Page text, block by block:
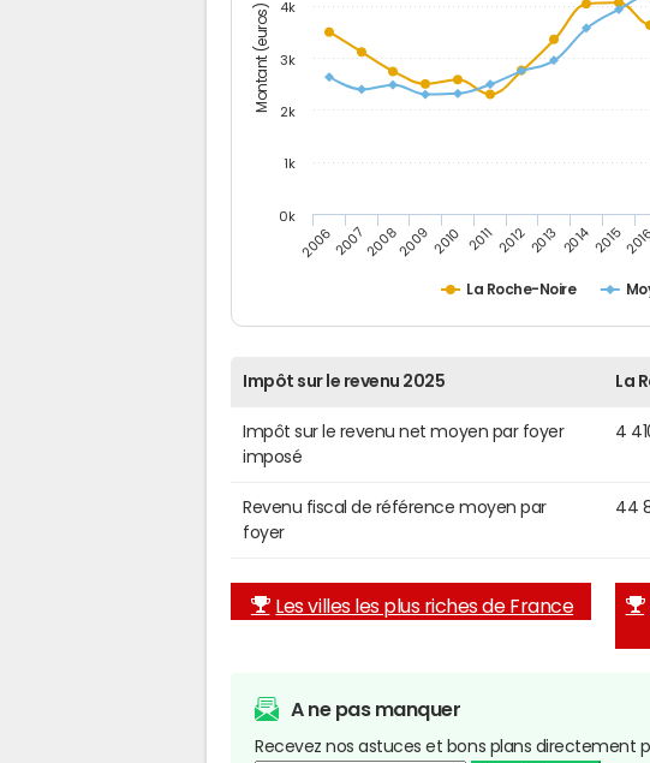
Montant (euros)
La Roche-Noire
20062007200820092010 2011 20122013 20142015
0k
1k
2k
3k
4k
Impôt sur le revenu 2025 La
Impôt sur le revenu net moyen par foyer
imposé
4
Revenu fiscal de référence moyen par
foyer
44
Les villes les plus riches de France
A ne pas manquer
Recevez nos astuces et bons plans directement